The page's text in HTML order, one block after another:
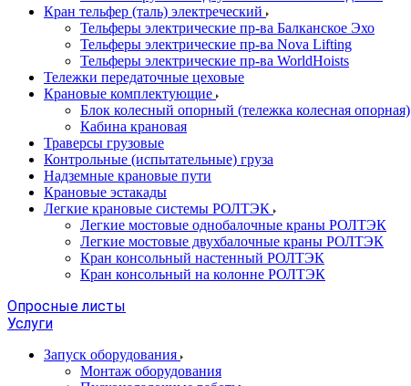
Кран тельфер (таль) электреческий
Тельферы электрические пр-ва Балканское Эхо
Тельферы электрические пр-ва Nova Lifting
Тельферы электрические пр-ва WorldHoists
Тележки передаточные цеховые
Крановые комплектующие
Блок колесный опорный (тележка колесная опорная)
Кабина крановая
Траверсы грузовые
Контрольные (испытательные) груза
Надземные крановые пути
Крановые эстакады
Легкие крановые системы РОЛТЭК
Легкие мостовые однобалочные краны РОЛТЭК
Легкие мостовые двухбалочные краны РОЛТЭК
Кран консольный настенный РОЛТЭК
Кран консольный на колонне РОЛТЭК
Опросные листы
Услуги
Запуск оборудования
Монтаж оборудования